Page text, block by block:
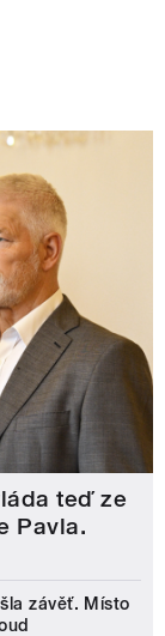
teď ze
Pavla.
závěť. Místo